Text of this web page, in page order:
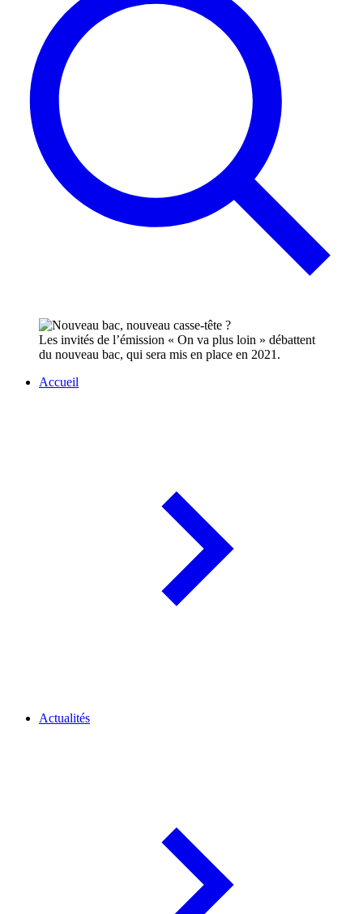
Les invités de l’émission « On va plus loin » débattent
du nouveau bac, qui sera mis en place en 2021.
Accueil
Actualités